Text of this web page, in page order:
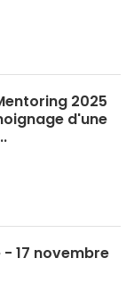
2025
d'une
17 novembre